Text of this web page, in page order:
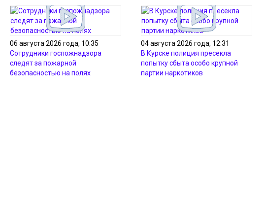
06 августа 2026 года, 10:35
Сотрудники госпожнадзора
следят за пожарной
безопасностью на полях
04 августа 2026 года, 12:31
В Курске полиция пресекла
попытку сбыта особо крупной
партии наркотиков